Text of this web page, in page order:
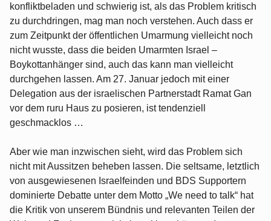
konfliktbeladen und schwierig ist, als das Problem kritisch
zu durchdringen, mag man noch verstehen. Auch dass er
zum Zeitpunkt der öffentlichen Umarmung vielleicht noch
nicht wusste, dass die beiden Umarmten Israel –
Boykottanhänger sind, auch das kann man vielleicht
durchgehen lassen. Am 27. Januar jedoch mit einer
Delegation aus der israelischen Partnerstadt Ramat Gan
vor dem ruru Haus zu posieren, ist tendenziell
geschmacklos …
Aber wie man inzwischen sieht, wird das Problem sich
nicht mit Aussitzen beheben lassen. Die seltsame, letztlich
von ausgewiesenen Israelfeinden und BDS Supportern
dominierte Debatte unter dem Motto „We need to talk“ hat
die Kritik von unserem Bündnis und relevanten Teilen der